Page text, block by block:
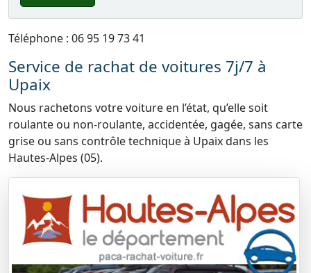
Téléphone : 06 95 19 73 41
Service de rachat de voitures 7j/7 à
Upaix
Nous rachetons votre voiture en l’état, qu’elle soit
roulante ou non-roulante, accidentée, gagée, sans carte
grise ou sans contrôle technique à Upaix dans les
Hautes-Alpes (05).